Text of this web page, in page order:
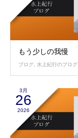
もう少しの我慢
ブログ 水上紀行のブログ
3月
26
2026